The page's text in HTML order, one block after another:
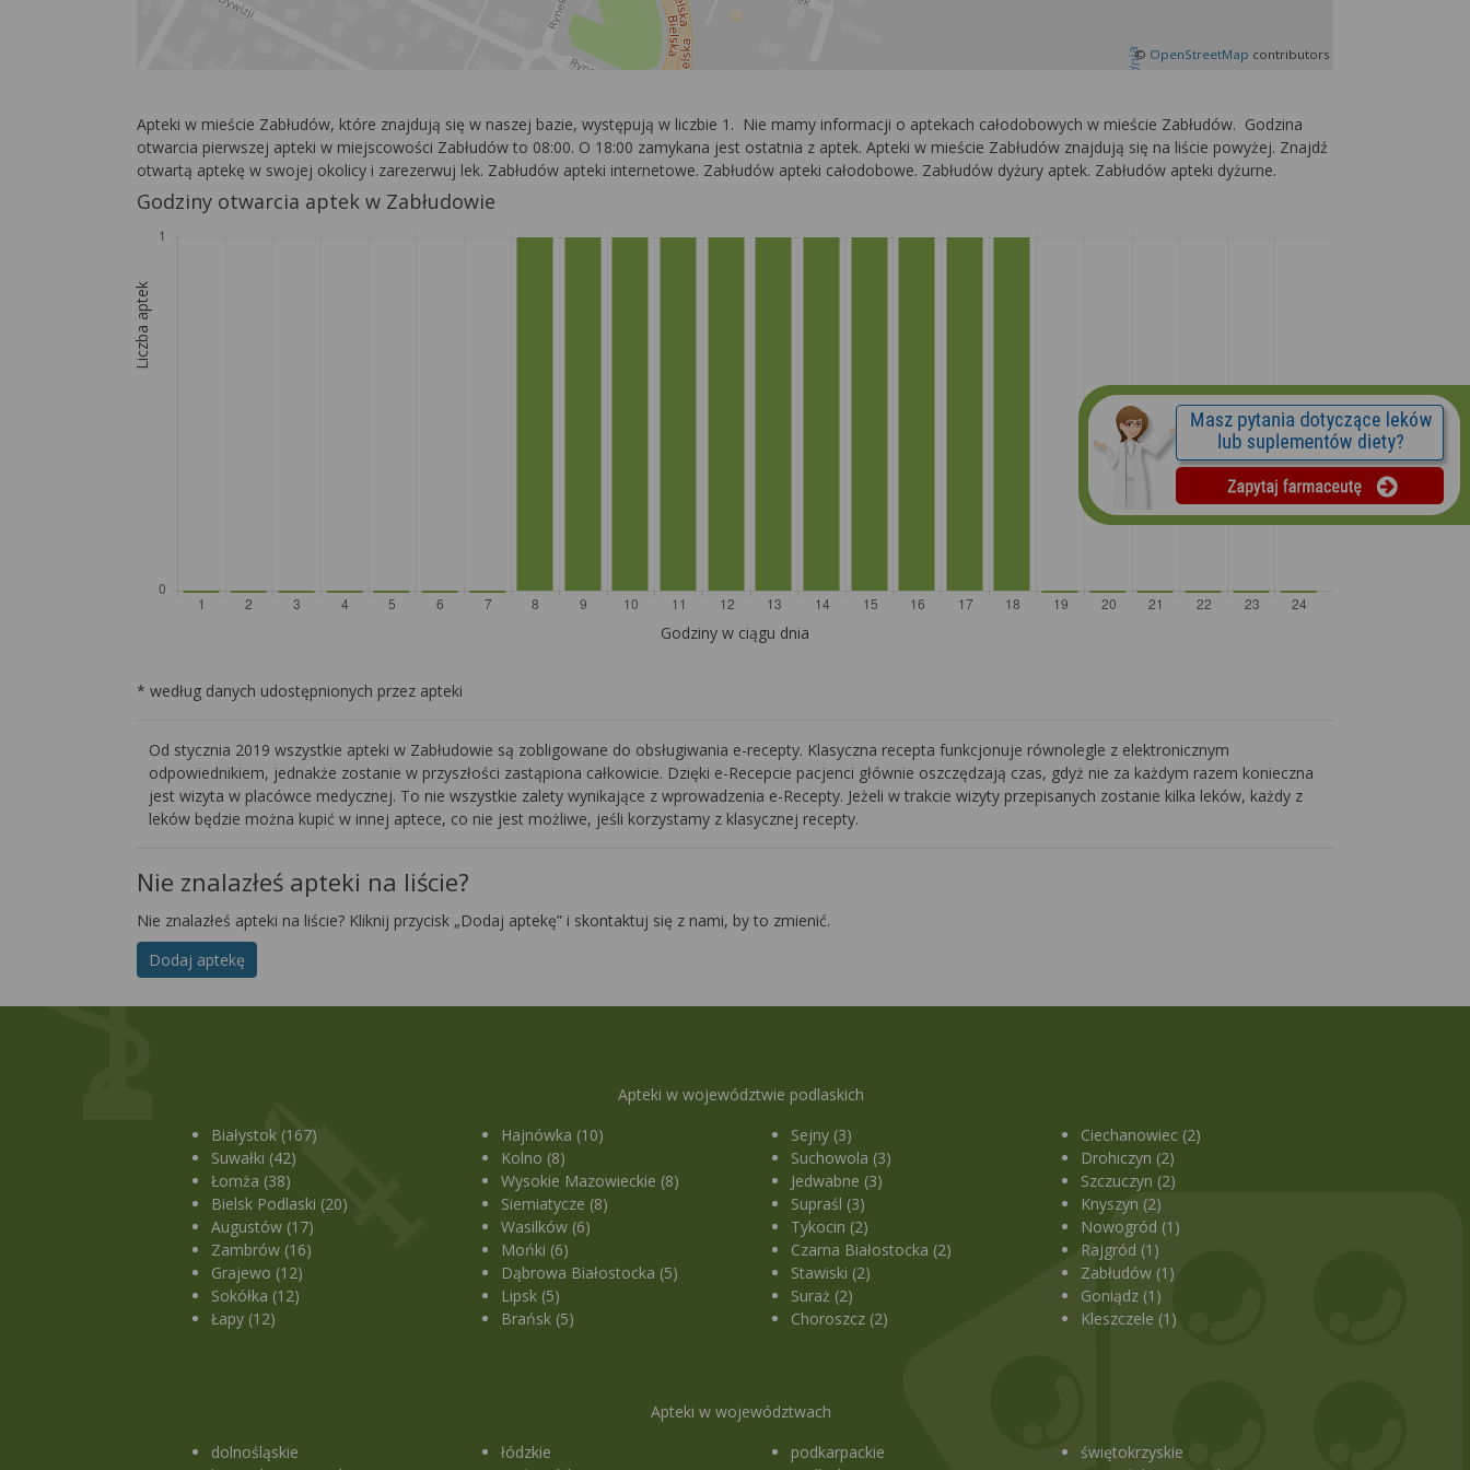
© OpenStreetMap contributors
Apteki w mieście Zabłudów, które znajdują się w naszej bazie, występują w liczbie 1. Nie mamy informacji o aptekach całodobowych w mieście Zabłudów. Godzina
otwarcia pierwszej apteki w miejscowości Zabłudów to 08:00. O 18:00 zamykana jest ostatnia z aptek. Apteki w mieście Zabłudów znajdują się na liście powyżej. Znajdź
otwartą aptekę w swojej okolicy i zarezerwuj lek. Zabłudów apteki internetowe. Zabłudów apteki całodobowe. Zabłudów dyżury aptek. Zabłudów apteki dyżurne.
Godziny otwarcia aptek w Zabłudowie
Liczba aptek
Godziny w ciągu dnia
* według danych udostępnionych przez apteki
Od stycznia 2019 wszystkie apteki w Zabłudowie są zobligowane do obsługiwania e-recepty. Klasyczna recepta funkcjonuje równolegle z elektronicznym
odpowiednikiem, jednakże zostanie w przyszłości zastąpiona całkowicie. Dzięki e-Recepcie pacjenci głównie oszczędzają czas, gdyż nie za każdym razem konieczna
jest wizyta w placówce medycznej. To nie wszystkie zalety wynikające z wprowadzenia e-Recepty. Jeżeli w trakcie wizyty przepisanych zostanie kilka leków, każdy z
leków będzie można kupić w innej aptece, co nie jest możliwe, jeśli korzystamy z klasycznej recepty.
Nie znalazłeś apteki na liście?
Nie znalazłeś apteki na liście? Kliknij przycisk „Dodaj aptekę” i skontaktuj się z nami, by to zmienić.
Dodaj aptekę
Apteki w województwie podlaskich
Białystok (167)
Suwałki (42)
Łomża (38)
Bielsk Podlaski (20)
Augustów (17)
Zambrów (16)
Grajewo (12)
Sokółka (12)
Łapy (12)
Hajnówka (10)
Kolno (8)
Wysokie Mazowieckie (8)
Siemiatycze (8)
Wasilków (6)
Mońki (6)
Dąbrowa Białostocka (5)
Lipsk (5)
Brańsk (5)
Sejny (3)
Suchowola (3)
Jedwabne (3)
Supraśl (3)
Tykocin (2)
Czarna Białostocka (2)
Stawiski (2)
Suraż (2)
Choroszcz (2)
Ciechanowiec (2)
Drohiczyn (2)
Szczuczyn (2)
Knyszyn (2)
Nowogród (1)
Rajgród (1)
Zabłudów (1)
Goniądz (1)
Kleszczele (1)
Apteki w województwach
dolnośląskie
łódzkie
podkarpackie
świętokrzyskie